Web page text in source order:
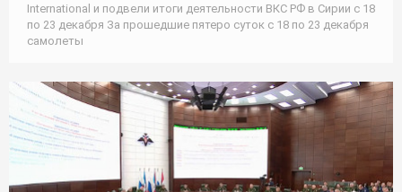
International и подвели итоги деятельности ВКС РФ в Сирии с 18
по 23 декабря За прошедшие пятеро суток с 18 по 23 декабря
самолеты